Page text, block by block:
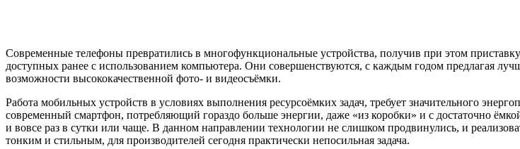
Современные телефоны превратились в многофункциональные устройства, получив при этом
доступных ранее с использованием компьютера. Они совершенствуются, с каждым годом предлагая
возможности высококачественной фото- и видеосъёмки.
Работа мобильных устройств в условиях выполнения ресурсоёмких задач, требует значительного
современный смартфон, потребляющий гораздо больше энергии, даже «из коробки» и с достаточно
и вовсе раз в сутки или чаще. В данном направлении технологии не слишком продвинулись, и
тонким и стильным, для производителей сегодня практически непосильная задача.